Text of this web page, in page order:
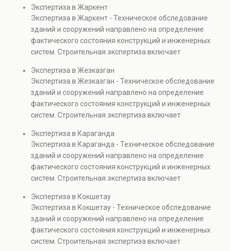
элементов и оценку эксплуатационной безопасности.
Услуга востребована при покупке недвижимости,
капитальном ремонте и реконструкции объектов, а
также при судебных разбирательствах и технических
проверках.
Экспертиза в Жаркент
Экспертиза в Жаркент - Техническое обследование
зданий и сооружений направлено на определение
фактического состояния конструкций и инженерных
систем. Строительная экспертиза включает
элементов и оценку эксплуатационной безопасности.
Услуга востребована при покупке недвижимости,
капитальном ремонте и реконструкции объектов, а
также при судебных разбирательствах и технических
проверках.
Экспертиза в Жезказган
Экспертиза в Жезказган - Техническое обследование
зданий и сооружений направлено на определение
фактического состояния конструкций и инженерных
систем. Строительная экспертиза включает
элементов и оценку эксплуатационной безопасности.
Услуга востребована при покупке недвижимости,
капитальном ремонте и реконструкции объектов, а
также при судебных разбирательствах и технических
проверках.
Экспертиза в Караганда
Экспертиза в Караганда - Техническое обследование
зданий и сооружений направлено на определение
фактического состояния конструкций и инженерных
систем. Строительная экспертиза включает
элементов и оценку эксплуатационной безопасности.
Услуга востребована при покупке недвижимости,
капитальном ремонте и реконструкции объектов, а
также при судебных разбирательствах и технических
проверках.
Экспертиза в Кокшетау
Экспертиза в Кокшетау - Техническое обследование
зданий и сооружений направлено на определение
фактического состояния конструкций и инженерных
систем. Строительная экспертиза включает